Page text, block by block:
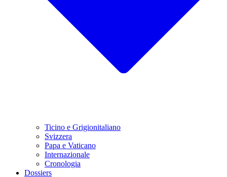
Ticino e Grigionitaliano
Svizzera
Papa e Vaticano
Internazionale
Cronologia
Dossiers